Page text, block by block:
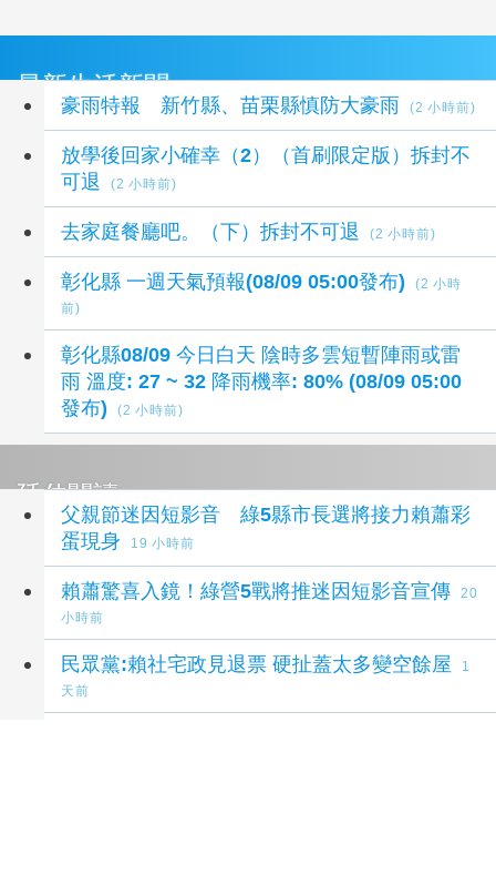
最新生活新聞
豪雨特報 新竹縣、苗栗縣慎防大豪雨 (2 小時前)
放學後回家小確幸（2）（首刷限定版）拆封不
可退
(2 小時前)
去家庭餐廳吧。（下）拆封不可退 (2 小時前)
彰化縣 一週天氣預報(08/09 05:00發布)
(2 小時
前)
彰化縣08/09 今日白天 陰時多雲短暫陣雨或雷
雨 溫度: 27 ~ 32 降雨機率: 80% (08/09 05:00
發布)
(2 小時前)
延伸閱讀
父親節迷因短影音 綠5縣市長選將接力賴蕭彩
蛋現身
19 小時前
賴蕭驚喜入鏡！綠營5戰將推迷因短影音宣傳
20
小時前
民眾黨:賴社宅政見退票 硬扯蓋太多變空餘屋
1
天前